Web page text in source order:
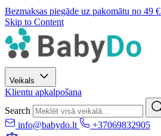
Bezmaksas piegāde uz pakomātu no 49 €
Skip to Content
Veikals
Klientu apkalpošana
Search
info@babydo.lt
+37069832905